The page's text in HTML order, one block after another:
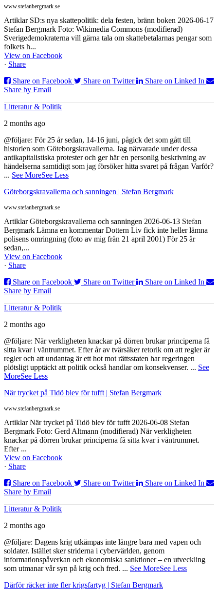
www.stefanbergmark.se
Artiklar SD:s nya skattepolitik: dela festen, bränn boken 2026-06-17
Stefan Bergmark Foto: Wikimedia Commons (modifierad)
Sverigedemokraterna vill gärna tala om skattebetalarnas pengar som
folkets h...
View on Facebook
· Share
Share on Facebook
Share on Twitter
Share on Linked In
Share by Email
Litteratur & Politik
2 months ago
@följare: För 25 år sedan, 14-16 juni, pågick det som gått till
historien som Göteborgskravallerna. Jag närvarade under dessa
antikapitalistiska protester och ger här en personlig beskrivning av
händelserna samtidigt som jag försöker hitta svaret på frågan Varför?
... See MoreSee Less
Göteborgskravallerna och sanningen | Stefan Bergmark
www.stefanbergmark.se
Artiklar Göteborgskravallerna och sanningen 2026-06-13 Stefan
Bergmark Lämna en kommentar Dottern Liv fick inte heller lämna
polisens omringning (foto av mig från 21 april 2001) För 25 år
sedan,...
View on Facebook
· Share
Share on Facebook
Share on Twitter
Share on Linked In
Share by Email
Litteratur & Politik
2 months ago
@följare: När verkligheten knackar på dörren brukar principerna få
sitta kvar i väntrummet. Efter år av tvärsäker retorik om att regler är
regler och att undantag är ett hot mot rättsstaten har regeringen
plötsligt upptäckt att politik också handlar om konsekvenser. ... See
MoreSee Less
När trycket på Tidö blev för tufft | Stefan Bergmark
www.stefanbergmark.se
Artiklar När trycket på Tidö blev för tufft 2026-06-08 Stefan
Bergmark Foto: Gerd Altmann (modifierad) När verkligheten
knackar på dörren brukar principerna få sitta kvar i väntrummet.
Efter ...
View on Facebook
· Share
Share on Facebook
Share on Twitter
Share on Linked In
Share by Email
Litteratur & Politik
2 months ago
@följare: Dagens krig utkämpas inte längre bara med vapen och
soldater. Istället sker striderna i cybervärlden, genom
informationspåverkan och ekonomiska sanktioner – en utveckling
som utmanar vår syn på krig och fred. ... See MoreSee Less
Därför räcker inte fler krigsfartyg | Stefan Bergmark